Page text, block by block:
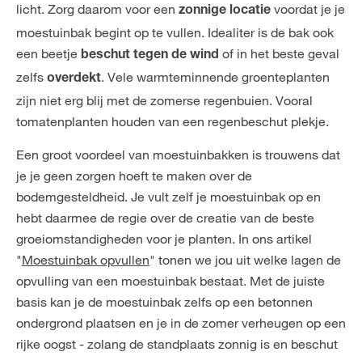
licht. Zorg daarom voor een zonnige locatie voordat je je
moestuinbak begint op te vullen. Idealiter is de bak ook
een beetje beschut tegen de wind of in het beste geval
zelfs overdekt. Vele warmteminnende groenteplanten
zijn niet erg blij met de zomerse regenbuien. Vooral
tomatenplanten houden van een regenbeschut plekje.
Een groot voordeel van moestuinbakken is trouwens dat
je je geen zorgen hoeft te maken over de
bodemgesteldheid. Je vult zelf je moestuinbak op en
hebt daarmee de regie over de creatie van de beste
groeiomstandigheden voor je planten. In ons artikel
"Moestuinbak opvullen" tonen we jou uit welke lagen de
opvulling van een moestuinbak bestaat. Met de juiste
basis kan je de moestuinbak zelfs op een betonnen
ondergrond plaatsen en je in de zomer verheugen op een
rijke oogst - zolang de standplaats zonnig is en beschut